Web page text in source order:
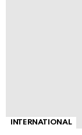
INTERNATIONAL